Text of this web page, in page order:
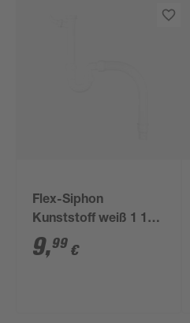
Flex-Siphon
Kunststoff weiß 1 1/2'
x 40/50 mm
9,99 €